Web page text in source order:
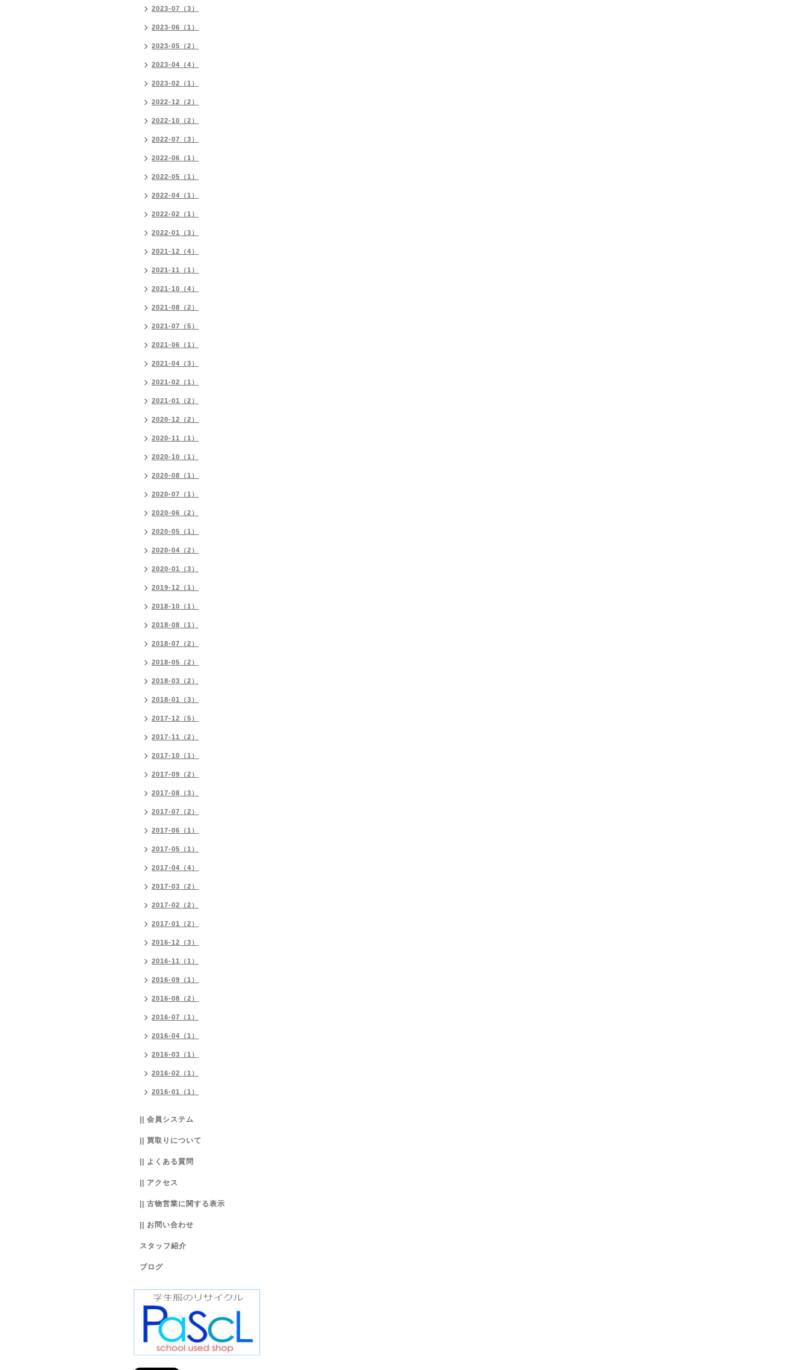
2023-07（3）
2023-06（1）
2023-05（2）
2023-04（4）
2023-02（1）
2022-12（2）
2022-10（2）
2022-07（3）
2022-06（1）
2022-05（1）
2022-04（1）
2022-02（1）
2022-01（3）
2021-12（4）
2021-11（1）
2021-10（4）
2021-08（2）
2021-07（5）
2021-06（1）
2021-04（3）
2021-02（1）
2021-01（2）
2020-12（2）
2020-11（1）
2020-10（1）
2020-08（1）
2020-07（1）
2020-06（2）
2020-05（1）
2020-04（2）
2020-01（3）
2019-12（1）
2018-10（1）
2018-08（1）
2018-07（2）
2018-05（2）
2018-03（2）
2018-01（3）
2017-12（5）
2017-11（2）
2017-10（1）
2017-09（2）
2017-08（3）
2017-07（2）
2017-06（1）
2017-05（1）
2017-04（4）
2017-03（2）
2017-02（2）
2017-01（2）
2016-12（3）
2016-11（1）
2016-09（1）
2016-08（2）
2016-07（1）
2016-04（1）
2016-03（1）
2016-02（1）
2016-01（1）
|| 会員システム
|| 買取りについて
|| よくある質問
|| アクセス
|| 古物営業に関する表示
|| お問い合わせ
スタッフ紹介
ブログ